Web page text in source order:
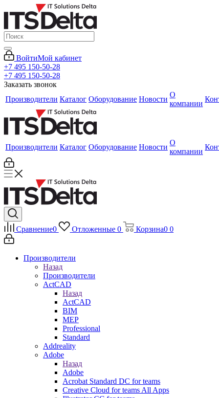
ВойтиМой кабинет
+7 495 150-50-28
+7 495 150-50-28
Заказать звонок
Производители Каталог Оборудование Новости
О
компании
Производители Каталог Оборудование Новости
О
компании
Сравнение0 Отложенные 0 Корзина0 0
Производители
Назад
Производители
ActCAD
Назад
ActCAD
BIM
MEP
Professional
Standard
Addreality
Adobe
Назад
Adobe
Acrobat Standard DC for teams
Creative Cloud for teams All Apps